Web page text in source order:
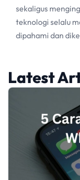
sekaligus
teknologi selalu
dipahami dan
Latest